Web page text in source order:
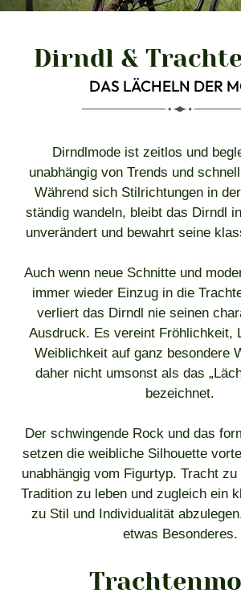
Dirndl &
DAS LÄCHELN DER
Dirndlmode ist zeitlos und
unabhängig von Trends und
Während sich Stilrichtungen in
ständig wandeln, bleibt das Dirndl
unverändert und bewahrt seine
Auch wenn neue Schnitte und
immer wieder Einzug in die
verliert das Dirndl nie seinen
Ausdruck. Es vereint Fröhlichkeit,
Weiblichkeit auf ganz besondere
daher nicht umsonst als das
bezeichnet.
Der schwingende Rock und das
setzen die weibliche Silhouette
unabhängig vom Figurtyp. Tracht
Tradition zu leben und zugleich ein
zu Stil und Individualität
etwas Besonderes.